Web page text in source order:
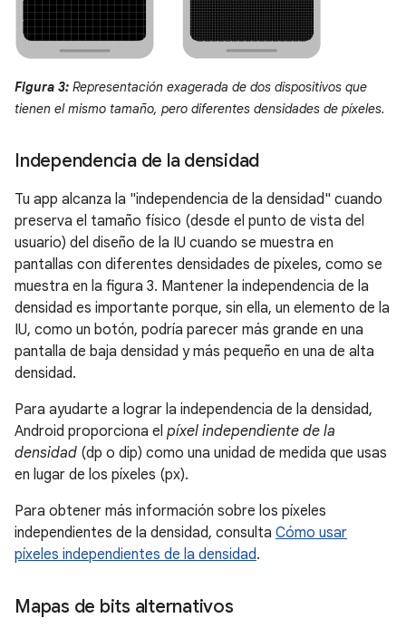
Figura 3: Representación exagerada de dos dispositivos que
tienen el mismo tamaño, pero diferentes densidades de píxeles.
Independencia de la densidad
Tu app alcanza la "independencia de la densidad" cuando
preserva el tamaño físico (desde el punto de vista del
usuario) del diseño de la IU cuando se muestra en
pantallas con diferentes densidades de píxeles, como se
muestra en la figura 3. Mantener la independencia de la
densidad es importante porque, sin ella, un elemento de la
IU, como un botón, podría parecer más grande en una
pantalla de baja densidad y más pequeño en una de alta
densidad.
Para ayudarte a lograr la independencia de la densidad,
Android proporciona el píxel independiente de la
densidad (dp o dip) como una unidad de medida que usas
en lugar de los píxeles (px).
Para obtener más información sobre los píxeles
independientes de la densidad, consulta Cómo usar
píxeles independientes de la densidad.
Mapas de bits alternativos